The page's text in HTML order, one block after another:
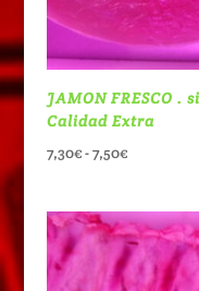
JAMON FRESCO .
Calidad Extra
7,30€-7,50€Rango
desde
7,30€
hasta